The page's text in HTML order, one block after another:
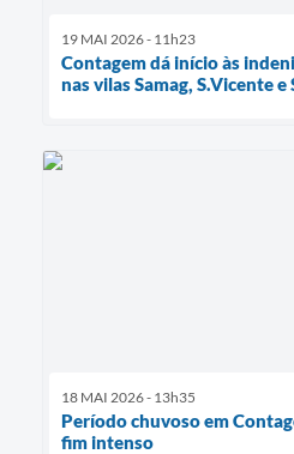
19 MAI 2026 - 11h23
Contagem dá início às
nas vilas Samag, S.Vicente
18 MAI 2026 - 13h35
Período chuvoso em
fim intenso